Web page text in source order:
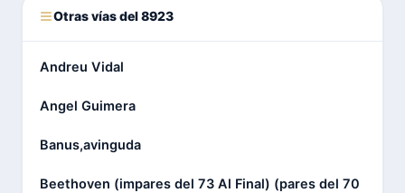
Otras vías del 8923
Andreu Vidal
Angel Guimera
Banus,avinguda
Beethoven (impares del 73 Al Final) (pares del 70